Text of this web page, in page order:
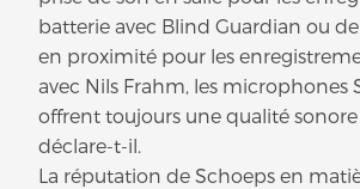
batterie avec Blind Guardian ou
en proximité pour les
avec Nils Frahm, les microphones
offrent toujours une qualité sonore
déclare-t-il.
La réputation de Schoeps en